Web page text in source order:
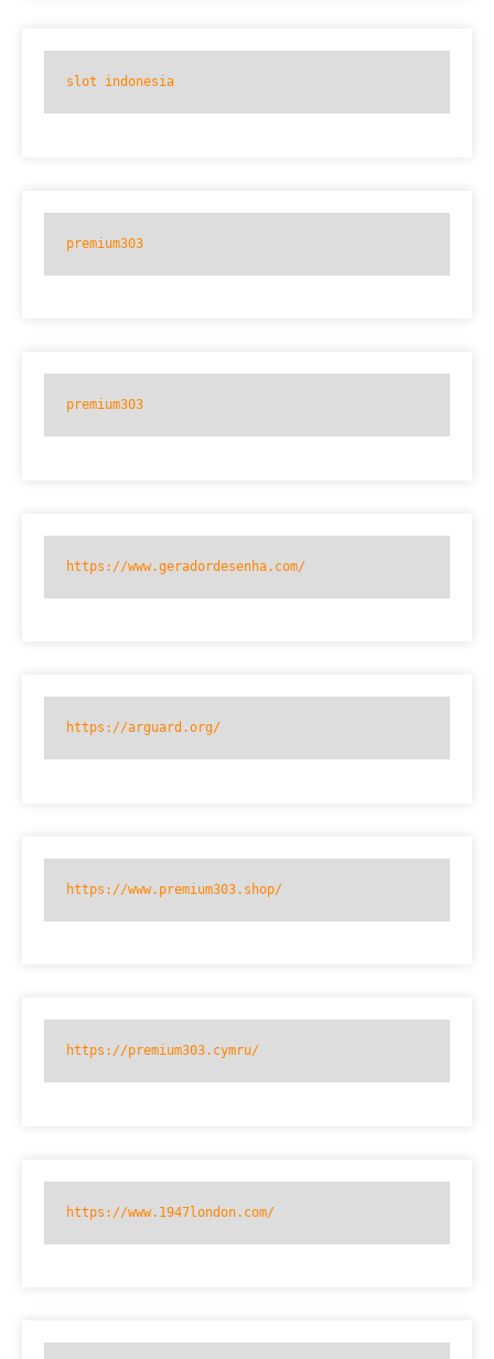
slot indonesia
premium303
premium303
https://www.geradordesenha.com/
https://arguard.org/
https://www.premium303.shop/
https://premium303.cymru/
https://www.1947london.com/